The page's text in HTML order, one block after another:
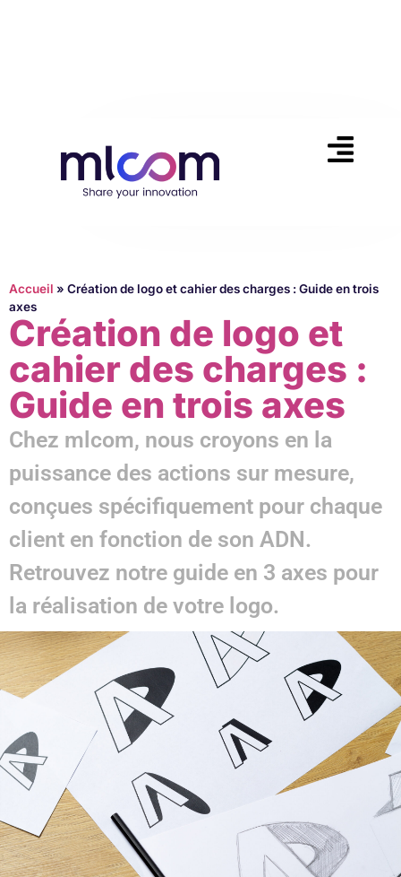
Accueil » Création de logo et cahier des charges : Guide en trois
axes
Création de logo et
cahier des charges :
Guide en trois axes
Chez mlcom, nous croyons en la
puissance des actions sur mesure,
conçues spécifiquement pour chaque
client en fonction de son ADN.
Retrouvez notre guide en 3 axes pour
la réalisation de votre logo.